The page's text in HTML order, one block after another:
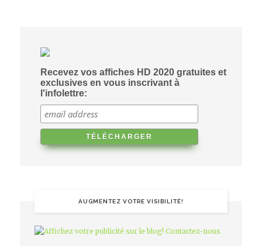
Recevez vos affiches HD 2020 gratuites et
exclusives en vous inscrivant à
l'infolettre:
AUGMENTEZ VOTRE VISIBILITÉ!